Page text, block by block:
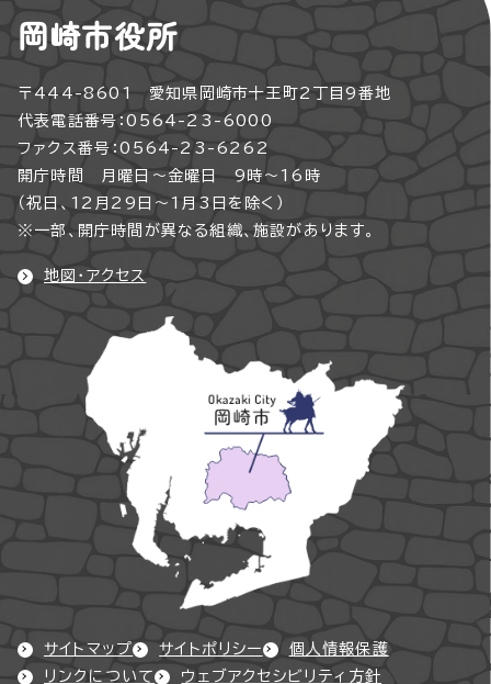
岡崎市役所
〒444-8601 愛知県岡崎市十王町2丁目9番地
代表電話番号：0564-23-6000
ファクス番号：0564-23-6262
開庁時間 月曜日～金曜日 9時～16時
（祝日、12月29日～1月3日を除く）
※一部、開庁時間が異なる組織、施設があります。
地図・アクセス
サイトマップ サイトポリシー
個人情報保護
リンクについて
ウェブアクセシビリティ方針